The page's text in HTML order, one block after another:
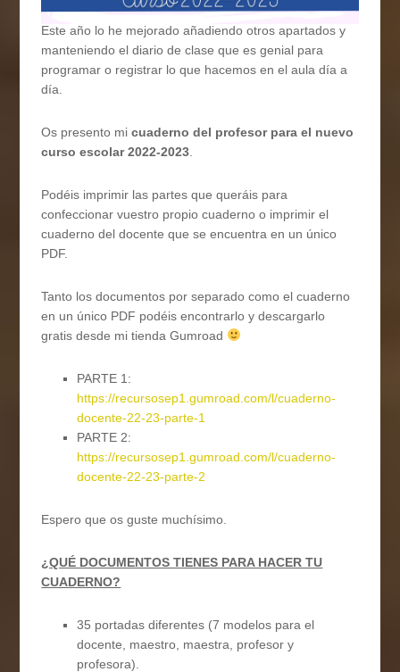
Este año lo he mejorado añadiendo otros apartados y
manteniendo el diario de clase que es genial para
programar o registrar lo que hacemos en el aula día a
día.
Os presento micuaderno del profesor para el nuevo
curso escolar 2022-2023
Podéis imprimir las partes que queráis para
confeccionar vuestro propio cuaderno o imprimir el
cuaderno del docente que se encuentra en un único
PDF.
Tanto los documentos por separado como el cuaderno
en un único PDF podéis encontrarlo y descargarlo
gratis desde mi tienda Gumroad
PARTE 1:
https://recursosep1.gumroad.com/l/cuaderno-
docente-22-23-parte-1
PARTE 2:
https://recursosep1.gumroad.com/l/cuaderno-
docente-22-23-parte-2
Espero que os guste muchísimo.
¿QUÉ DOCUMENTOS TIENES PARA HACER TU
CUADERNO?
35 portadas diferentes (7 modelos para el
docente, maestro, maestra, profesor y
profesora).